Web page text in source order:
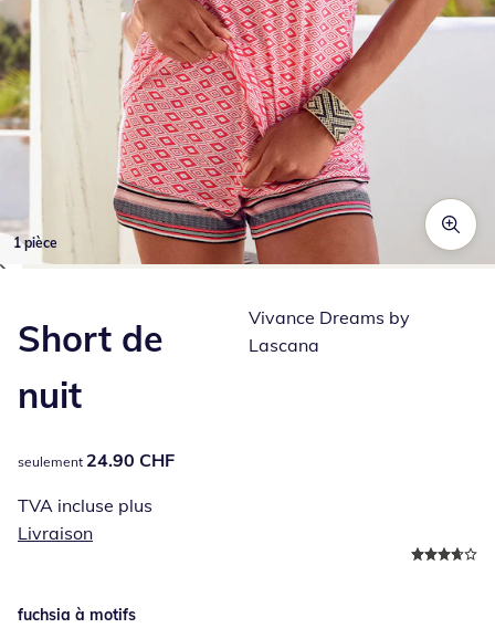
1 pièce
Short de
nuit
24.90 CHF
seulement 24.90 CHF
TVA incluse plus
Livraison
Vivance Dreams by
Lascana
fuchsia à motifs